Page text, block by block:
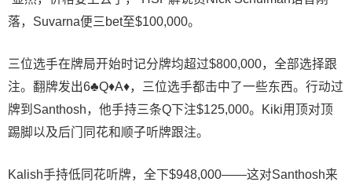
落，Suvarna便三bet至$100,000。
三位选手在牌局开始时记分牌均超过$800,000，全部选择跟
注。翻牌发出6♣Q♦A♦，三位选手都击中了一些东西。行动过
牌到Santhosh，他手持三条Q下注$125,000。Kiki用顶对顶
踢脚以及后门同花和顺子听牌跟注。
Kalish手持低同花听牌，全下$948,000——这对Santhosh来